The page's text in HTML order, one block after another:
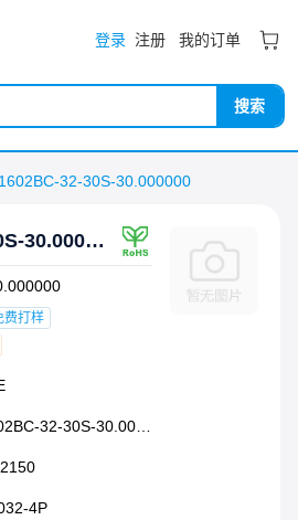
登录 注册 我的订单
搜索
32-30S-30.000000
SIT1602BC-32-30S-30.000000
费打样
4P​